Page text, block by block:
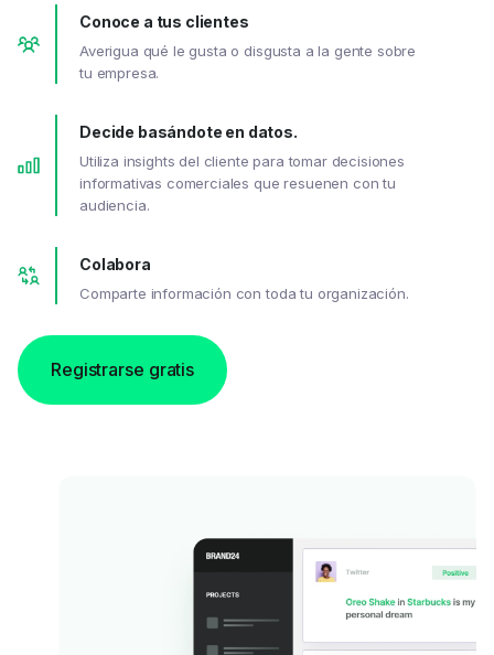
Conoce a tus clientes
Averigua qué le gusta o disgusta a la gente sobre
tu empresa.
Decide basándote en datos.
Utiliza insights del cliente para tomar decisiones
informativas comerciales que resuenen con tu
audiencia.
Colabora
Comparte información con toda tu organización.
Registrarse gratis